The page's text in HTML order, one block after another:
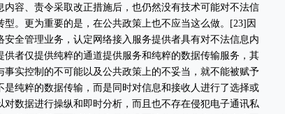
容、责令采取改正措施后，也仍然没有技术可能对不法信
。更为重要的是，在公共政策上也不应当这么做。[23]因
全管理业务，认定网络接入服务提供者具有对不法信息内
者仅提供纯粹的通道提供服务和纯粹的数据传输服务，其
实控制的不可能以及公共政策上的不妥当，就不能被赋予
纯粹的数据传输，而是同时对信息和接收人进行了选择或
数据进行操纵和即时分析，而且也不存在侵犯电子通讯私